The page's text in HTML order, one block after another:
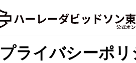
プライバシーポリ